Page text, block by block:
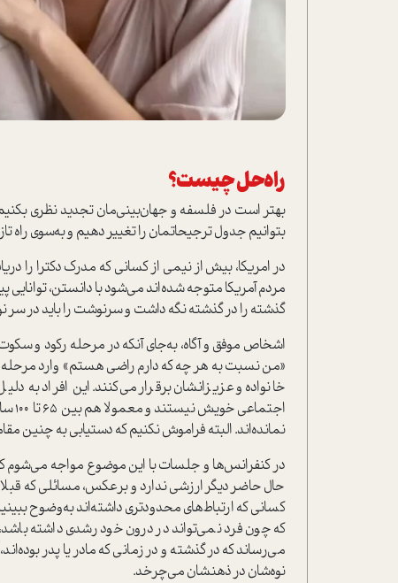
راه‌حل چیست؟
بهتر است در فلسفه و جهان‌بینی‌مان تجدید نظری بکنیم.
بتوانیم جدول ترجیحاتمان را تغییر دهیم و به‌سوی راه
مردم آمریکا متوجه شده‌اند می‌شود با دانستن،
گذشته را در گذشته نگه داشت و سرنوشت را باید در
اشخاص موفق و آگاه، به‌جای آنکه در مرحله رکود و سکوت
«من نسبت به هر چه که دارم راضی هستم» وارد مرحله
خانواده و عزیزانشان برقرار می‌کنند. این افراد به
نمانده‌اند. البته فراموش نکنیم که دستیابی به
در کنفرانس‌ها و جلسات با این موضوع مواجه می‌شوم
حال حاضر دیگر ارزشی ندارد و برعکس، مسائلی که
کسانی که ارتباط‌های محدودتری داشته‌اند به‌وضوح
که چون فرد نمی‌تواند در درون خود رشدی داشته باشد،
می‌رساند که در گذشته و در زمانی که مادر یا پدر
نوه‌شان در ذهنشان می‌چرخد.